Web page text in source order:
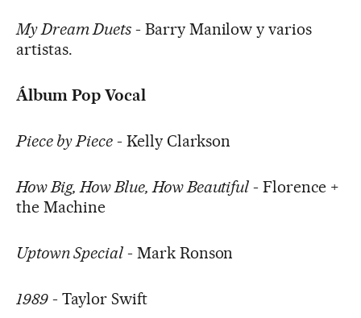
My Dream Duets- Barry Manilow y varios
artistas.
Álbum Pop Vocal
Piece by Piece- Kelly Clarkson
How Big, How Blue, How Beautiful - Florence +
the Machine
Uptown Special- Mark Ronson
1989- Taylor Swift